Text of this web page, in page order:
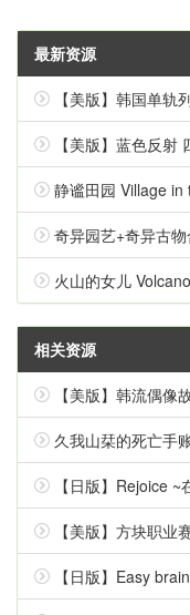
最新资源
【美版】韩国单轨列车全景
【美版】蓝色反射
静谧田园 Village in
奇异园艺+奇异古
火山的女儿
相关资源
【美版】韩流偶像故事
久我山栞的死亡手
【日版】Rejoice
【美版】方块职
【日版】Easy brain